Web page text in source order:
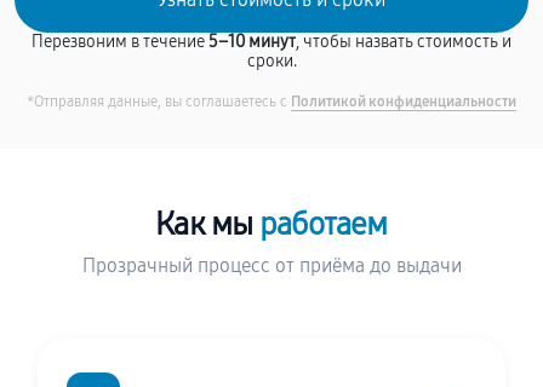
Перезвоним в течение5–10 минут, чтобы назвать стоимость и
сроки.
*Отправляя данные, вы соглашаетесь с Политикой конфиденциальности
Как мы работаем
Прозрачный процесс от приёма до выдачи